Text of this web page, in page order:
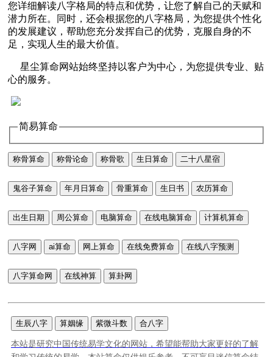
您详细解读八字格局的特点和优势，让您了解自己的天赋和
潜力所在。同时，还会根据您的八字格局，为您提供个性化
的发展建议，帮助您充分发挥自己的优势，克服自身的不
足，实现人生的最大价值。
星尘算命网站始终坚持以客户为中心，为您提供专业、贴
心的服务。
简易算命
称骨算命 称骨论命 称骨歌 生日算命 二十八星宿
鬼谷子算命 年月日算命 骨重算命 生日书 农历算命
出生日期 周公算命 电脑算命 在线电脑算命 计算机算命
八字网 ai算命 网上算命 在线免费算命 在线八字预测
八字算命网 在线神算 算卦网
生辰八字 算姻缘 紫微斗数 合八字
本站是研究中国传统易学文化的网站，希望能帮助大家更好的了解